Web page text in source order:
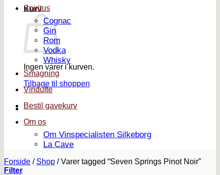
Kurv
Ingen varer i kurven.
Tilbage til shoppen
Spiritus
Cognac
Gin
Rom
Vodka
Whisky
Smagning
Vindufte
Bestil gavekurv
Om os
Om Vinspecialisten Silkeborg
La Cave
Forside / Shop /Varer tagged “Seven Springs Pinot Noir”
Filter